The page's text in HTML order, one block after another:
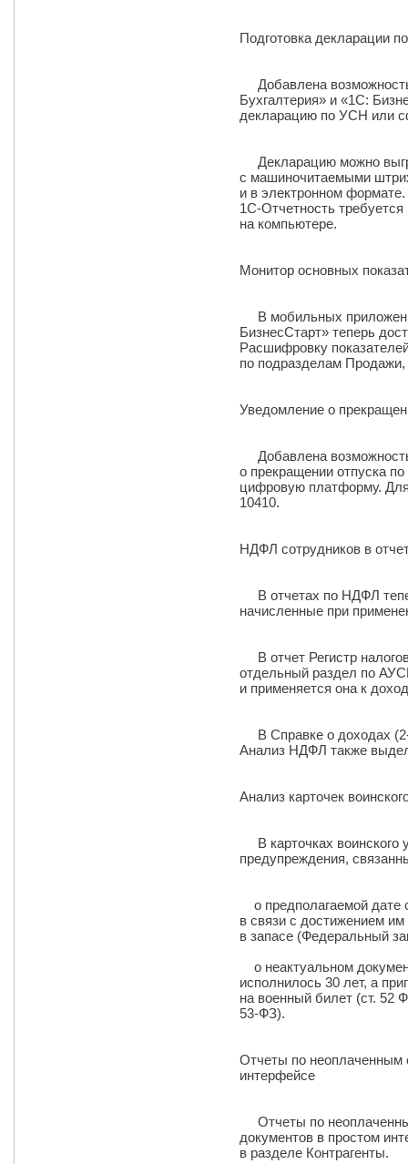
Подготовка декларации
Добавлена
Бухгалтерия» и «1С:
декларацию по УСН или
Декларацию можно
с машиночитаемыми
и в электронном
1С‑Отчетность
на компьютере.
Монитор основных
В мобильных
БизнесСтарт» теперь
Расшифровку
по подразделам
Уведомление о
Добавлена
о прекращении отпуска
цифровую платформу.
10410.
НДФЛ сотрудников в
В отчетах по НДФЛ
начисленные при
В отчет Регистр
отдельный раздел по
и применяется она к
В Справке о доходах
Анализ НДФЛ также
Анализ карточек
В карточках воинского
предупреждения,
о предполагаемой дате
в связи с достижением
в запасе (Федеральный
о неактуальном
исполнилось 30 лет, а
на военный билет (ст. 52
53-ФЗ).
Отчеты по неоплаченным
интерфейсе
Отчеты по
документов в простом
в разделе Контрагенты.